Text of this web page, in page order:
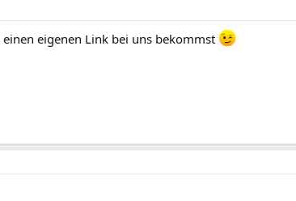
eigenen Link bei uns bekommst